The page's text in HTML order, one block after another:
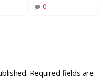
0
Required fields are